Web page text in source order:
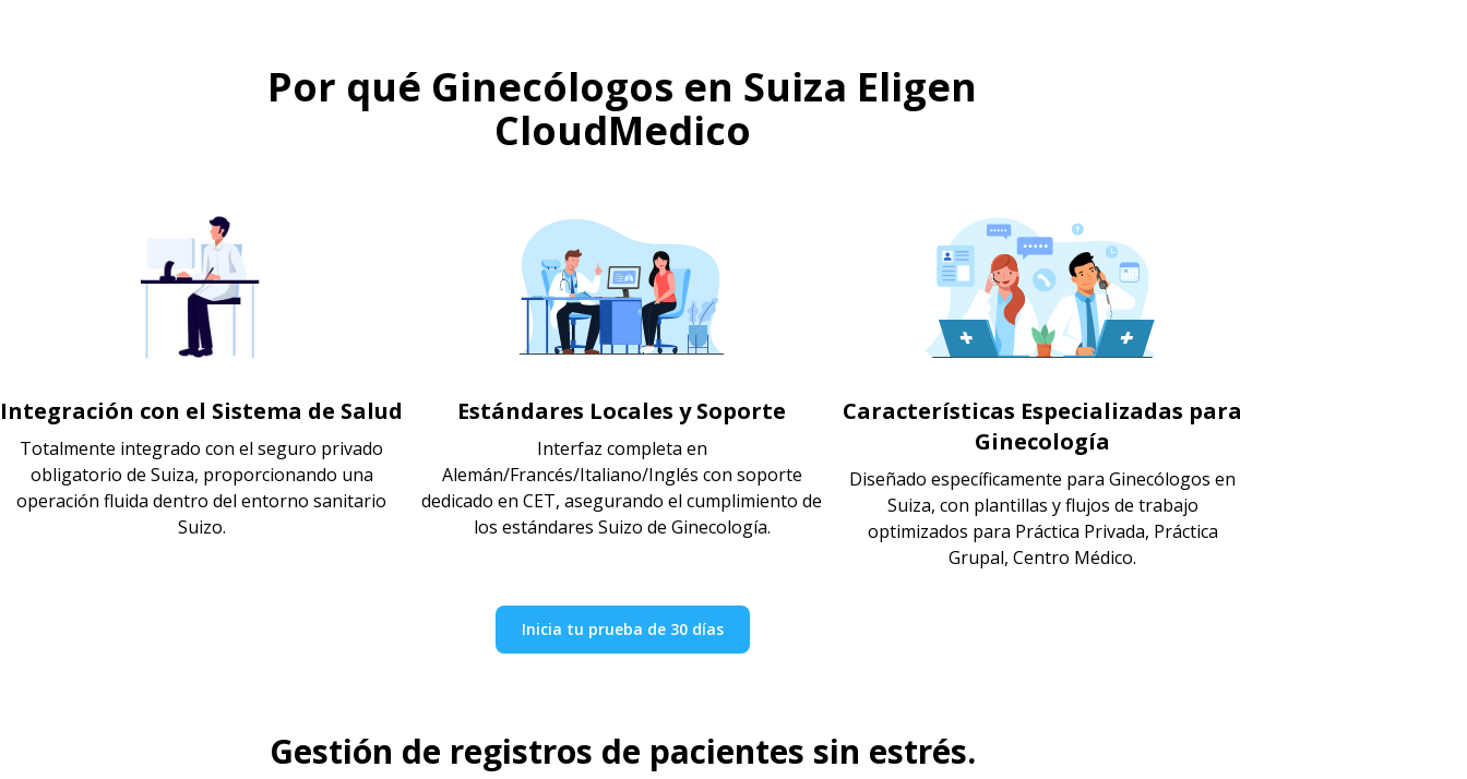
Por qué Ginecólogos en Suiza Eligen
CloudMedico
Integración con el Sistema de Salud
Totalmente integrado con el seguro privado
obligatorio de Suiza, proporcionando una
operación fluida dentro del entorno sanitario
Suizo.
Estándares Locales y Soporte
Interfaz completa en
Alemán/Francés/Italiano/Inglés con soporte
dedicado en CET, asegurando el cumplimiento de
los estándares Suizo de Ginecología.
Características Especializadas para
Ginecología
Diseñado específicamente para Ginecólogos en
Suiza, con plantillas y flujos de trabajo
optimizados para Práctica Privada, Práctica
Grupal, Centro Médico.
Inicia tu prueba de 30 días
Gestión de registros de pacientes sin estrés.